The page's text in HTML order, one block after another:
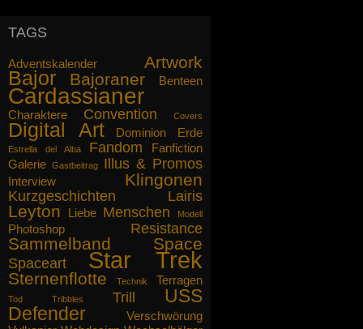
Abenteuern Sie nicht nur
interessieren, sondern fesseln, bis
Ihnen das Essen auf der Herdplatte
anbrennt. Wir replizieren Ihnen
gegebenenfalls etwas Neues.
Mögen die Propheten mit Ihnen sein.
gez. Captain Lairis Ilana
TAGS
Adventskalender Artwork
Bajor Bajoraner Benteen
Cardassianer
Charaktere Convention Covers
Digital Art Dominion Erde
Estrella del Alba Fandom
Fanfiction
Galerie Gastbeitrag Illus & Promos
Interview Klingonen
Kurzgeschichten Lairis
Leyton Liebe Menschen Modell
Photoshop Resistance
Sammelband Space
Spaceart Star Trek
Sternenflotte Technik Terragen
Tod Tribbles Trill
USS
Defender
Verschwörung